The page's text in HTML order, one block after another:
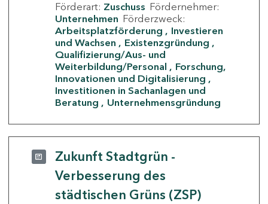
Förderart: Zuschuss Fördernehmer:
Unternehmen Förderzweck:
Arbeitsplatzförderung
Investieren
und Wachsen
Existenzgründung
Qualifizierung/Aus- und
Weiterbildung/Personal
Forschung,
Innovationen und Digitalisierung
Investitionen in Sachanlagen und
Beratung
Unternehmensgründung
Zukunft Stadtgrün -
Verbesserung des
städtischen Grüns (ZSP)